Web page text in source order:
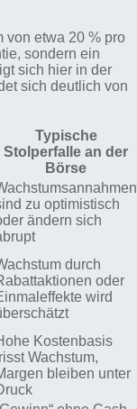
von etwa 20 % pro
sondern ein
sich hier in der
sich deutlich von
Typische
Stolperfalle an der
Börse
zu optimistisch
ändern sich
durch
oder
wird
Kostenbasis
Wachstum,
bleiben unter